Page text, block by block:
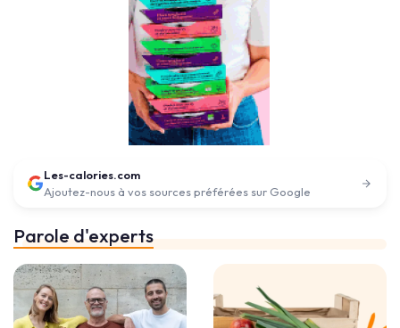
Les-calories.com
Ajoutez-nous à vos sources préférées sur Google
Parole d'experts